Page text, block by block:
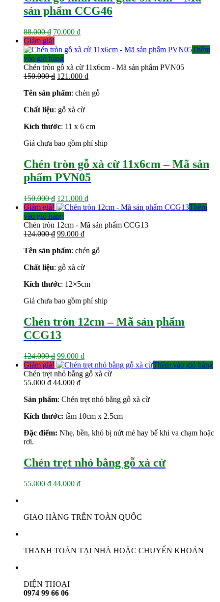
sản phẩm CCG46
88.000₫ Giá
gốc
là:
88.000 ₫.
70.000 ₫Giá
tại
70.000 ₫.
Giảm giá!
Thêm
vào giỏ hàng
Chén tròn gỗ xà cừ 11x6cm - Mã sản phẩm PVN05
150.000₫ Giá
là:
121.000 ₫Giá
tại
Tên sản phẩm: chén gỗ
Chất liệu: gỗ xà cừ
Kích thước: 11 x 6 cm
Giá chưa bao gồm phí ship
Chén tròn gỗ xà cừ 11x6cm – Mã sản
phẩm PVN05
150.000₫ Giá
gốc
là:
150.000 ₫.
121.000 ₫Giá
hiện
là:
Giảm giá!
Thêm
vào giỏ hàng
Chén tròn 12cm - Mã sản phẩm CCG13
124.000₫ Giá
là:
99.000 ₫Giá
tại
99.000 ₫.
Tên sản phẩm: chén gỗ
Chất liệu: gỗ xà cừ
Kích thước: 12×5cm
Giá chưa bao gồm phí ship
Chén tròn 12cm – Mã sản phẩm
CCG13
124.000₫ Giá
gốc
là:
124.000 ₫.
99.000 ₫Giá
hiện
tại
Giảm giá!
Thêm vào giỏ hàng
Chén trẹt nhỏ bằng gỗ xà cừ
55.000₫ Giá
là:
44.000 ₫Giá
tại
44.000 ₫.
Sản phẩm: Chén trẹt nhỏ bằng gỗ xà cừ
Kích thước: tầm 10cm x 2.5cm
Đặc điểm: Nhẹ, bền, khó bị nứt mẻ hay bể khi va chạm hoặc
rơi.
Chén trẹt nhỏ bằng gỗ xà cừ
55.000₫ Giá
44.000 ₫Giá
44.000 ₫.
GIAO HÀNG TRÊN TOÀN QUỐC
THANH TOÁN TẠI NHÀ HOẶC CHUYỂN KHOẢN
ĐIỆN THOẠI
0974 99 66 06